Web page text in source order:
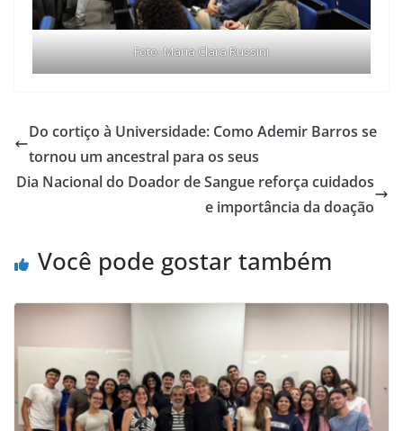
Foto- Maria Clara Russini
Do cortiço à Universidade: Como Ademir Barros se
tornou um ancestral para os seus
Dia Nacional do Doador de Sangue reforça cuidados
e importância da doação
Você pode gostar também